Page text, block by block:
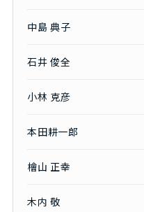
中島 典子
石井 俊全
小林 克彦
本田耕一郎
檜山 正幸
木内 敬